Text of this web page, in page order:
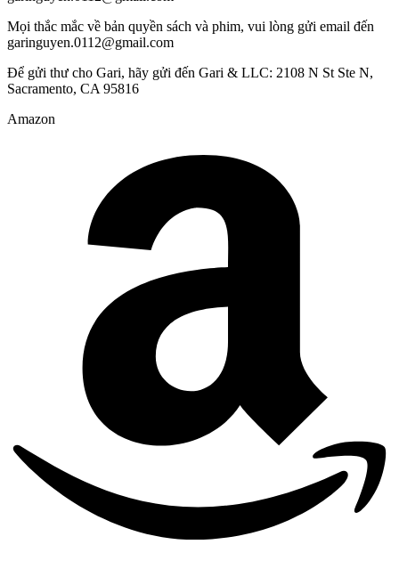
Mọi thắc mắc về bản quyền sách và phim, vui lòng gửi email đến
garinguyen.0112@gmail.com
Để gửi thư cho Gari, hãy gửi đến Gari & LLC: 2108 N St Ste N,
Sacramento, CA 95816
Amazon